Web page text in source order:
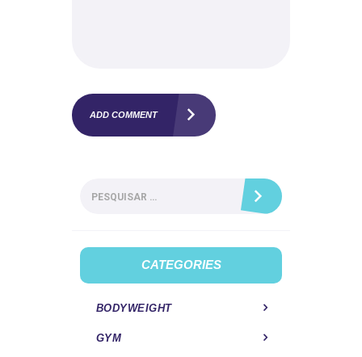
por:
CATEGORIES
BODYWEIGHT
GYM